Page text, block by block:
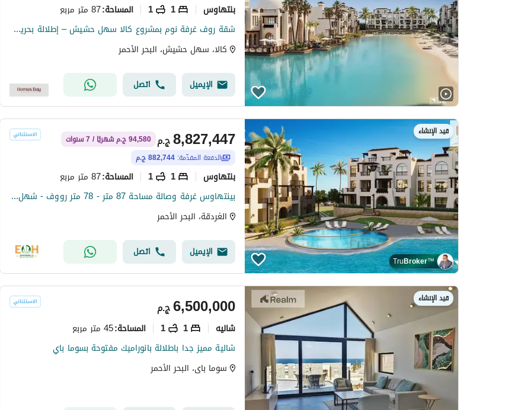
بنتهاوس 1
1 المساحة:87 متر مربع
شقة روف غرفة نوم بمشروع كالا سهل حشيش – إطلالة بحرية من الروف
كالا، سهل حشيش، البحر الأحمر
الإيميل اتصل
قيد الإنشاء
TruBroker™
ج.م8,827,447
94,580 ج.م شهريًا / 7 سنوات
الدفعة المقدّمة: 882,744 ج.م
بنتهاوس 1
1 المساحة:87 متر مربع
بينتهاوس غرفة وصالة مساحة 87 متر - 78 متر رووف - شهل حشيش
الغردقة، البحر الأحمر
الإيميل اتصل
قيد الإنشاء
ج.م6,500,000
شاليه 1
1 المساحة:45 متر مربع
شالية مميز جدا باطلالة بانوراميك مفتوحة بسوما باي
سوما باى، البحر الأحمر